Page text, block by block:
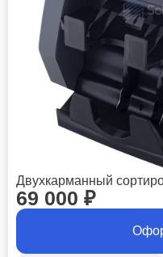
Двухкарманный
69 000 ₽